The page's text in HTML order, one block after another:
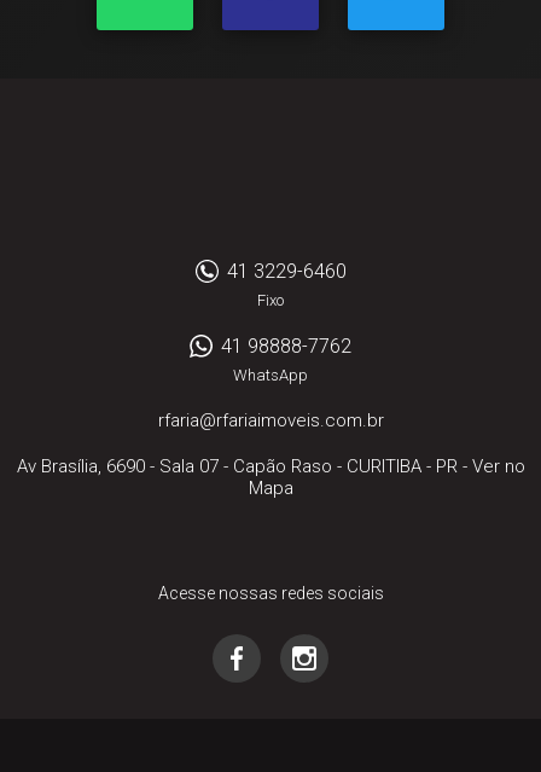
41 3229-6460
Fixo
41 98888-7762
WhatsApp
rfaria@rfariaimoveis.com.br
Av Brasília, 6690 - Sala 07- Capão Raso - CURITIBA- PR- Ver no
Mapa
Acesse nossas redes sociais